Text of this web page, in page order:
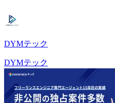
DYMテック
DYMテック